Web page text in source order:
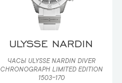
ULYSSE NARDIN
ЧАСЫ ULYSSE NARDIN DIVER
CHRONOGRAPH LIMITED EDITION
1503-170